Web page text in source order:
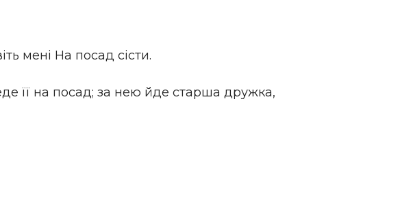
мені На посад сісти.
її на посад; за нею йде старша дружка,